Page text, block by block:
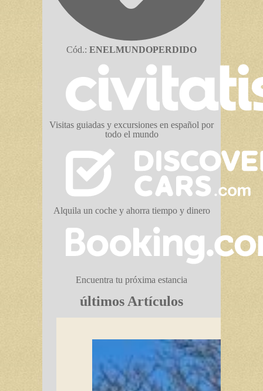
Cód.: ENELMUNDOPERDIDO
Visitas guiadas y excursiones en español por
todo el mundo
Alquila un coche y ahorra tiempo y dinero
Encuentra tu próxima estancia
últimos Artículos